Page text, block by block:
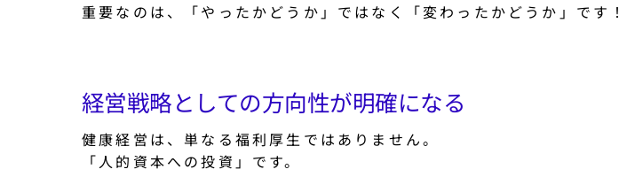
重要なのは、「やったかどうか」ではなく「変わったかどうか」です！
経営戦略としての方向性が明確になる
健康経営は、単なる福利厚生ではありません。
「人的資本への投資」です。